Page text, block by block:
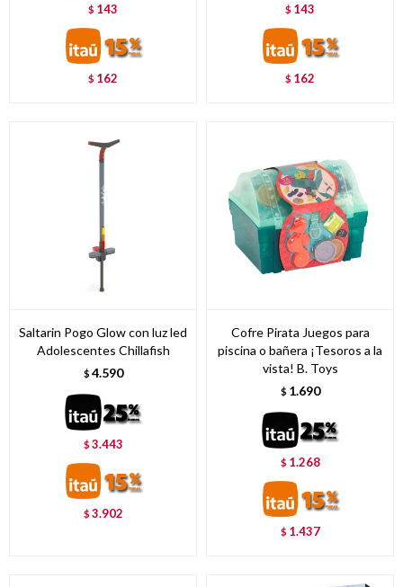
$ 143
$ 162
$ 143
$ 162
Saltarin Pogo Glow con luz led
Adolescentes Chillafish
$ 4.590
$3.443
$3.902
Cofre Pirata Juegos para
piscina o bañera ¡Tesoros a la
vista! B. Toys
$ 1.690
$ 1.268
$ 1.437